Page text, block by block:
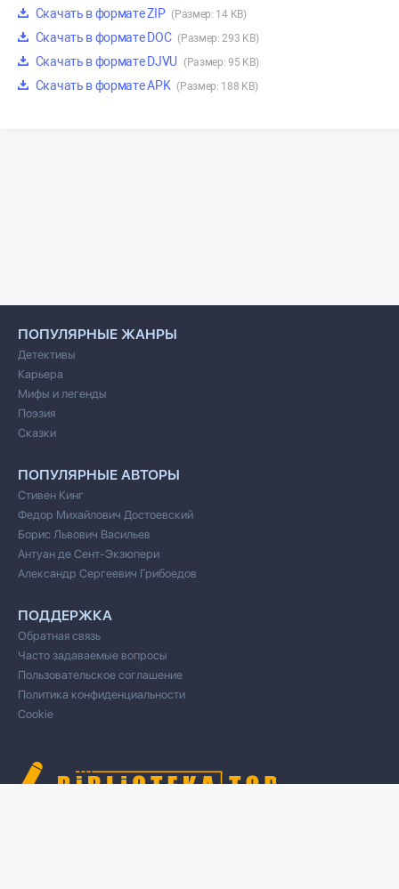
Скачать в формате ZIP (Размер: 14 KB)
Скачать в формате DOC (Размер: 293 KB)
Скачать в формате DJVU (Размер: 95 KB)
Скачать в формате APK (Размер: 188 KB)
ПОПУЛЯРНЫЕ ЖАНРЫ
Детективы
Карьера
Мифы и легенды
Поэзия
Сказки
ПОПУЛЯРНЫЕ АВТОРЫ
Стивен Кинг
Федор Михайлович Достоевский
Борис Львович Васильев
Антуан де Сент-Экзюпери
Александр Сергеевич Грибоедов
ПОДДЕРЖКА
Обратная связь
Часто задаваемые вопросы
Пользовательское соглашение
Политика конфиденциальности
Cookie